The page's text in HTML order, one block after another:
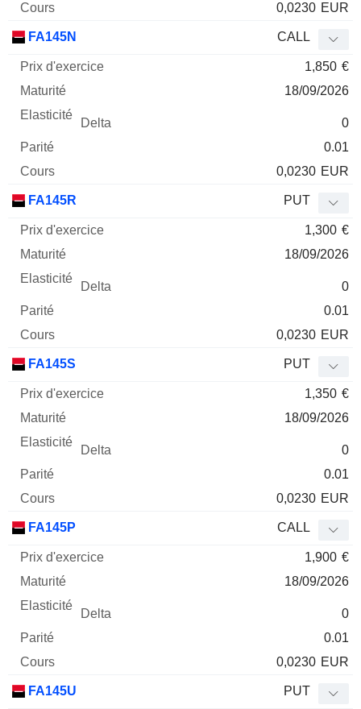
0,0230 EUR
FA145N CALL
1,850 €
18/09/2026
0
0.01
0,0230 EUR
FA145R PUT
1,300 €
18/09/2026
0
0.01
0,0230 EUR
FA145S PUT
1,350 €
18/09/2026
0
0.01
0,0230 EUR
FA145P CALL
1,900 €
18/09/2026
0
0.01
0,0230 EUR
FA145U PUT